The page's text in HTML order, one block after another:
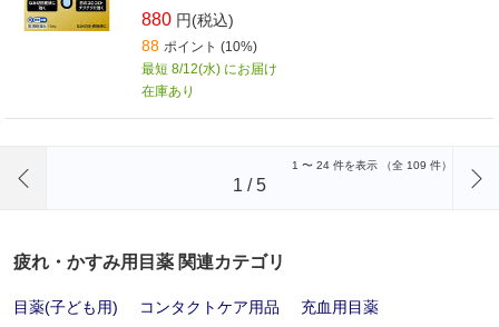
プロフェン」が“なみだ目”の原因となる炎症を抑えます 目
のコロコロ・チクチクする異物感にも
880 円(税込)
88 ポイント (10%)
最短 8/12(水) にお届け
在庫あり
1 〜 24 件を表示 （全 109 件）
1 /5
疲れ・かすみ用目薬 関連カテゴリ
目薬(子ども用) コンタクトケア用品
充血用目薬